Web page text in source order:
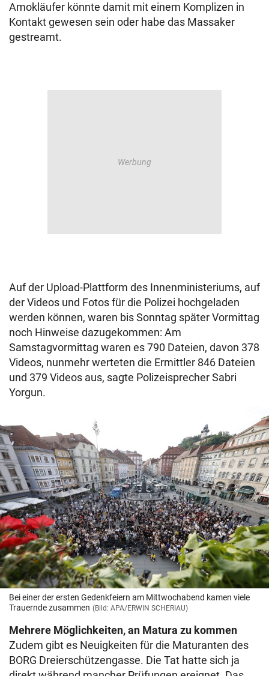
Amokläufer könnte damit mit einem Komplizen in
Kontakt gewesen sein oder habe das Massaker
gestreamt.
Auf der Upload-Plattform des Innenministeriums, auf
der Videos und Fotos für die Polizei hochgeladen
werden können, waren bis Sonntag später Vormittag
noch Hinweise dazugekommen: Am
Samstagvormittag waren es 790 Dateien, davon 378
Videos, nunmehr werteten die Ermittler 846 Dateien
und 379 Videos aus, sagte Polizeisprecher Sabri
Yorgun.
Bei einer der ersten Gedenkfeiern am Mittwochabend kamen viele
Trauernde zusammen (Bild: APA/ERWIN SCHERIAU)
Mehrere Möglichkeiten, an Matura zu kommen
Zudem gibt es Neuigkeiten für die Maturanten des
BORG Dreierschützengasse. Die Tat hatte sich ja